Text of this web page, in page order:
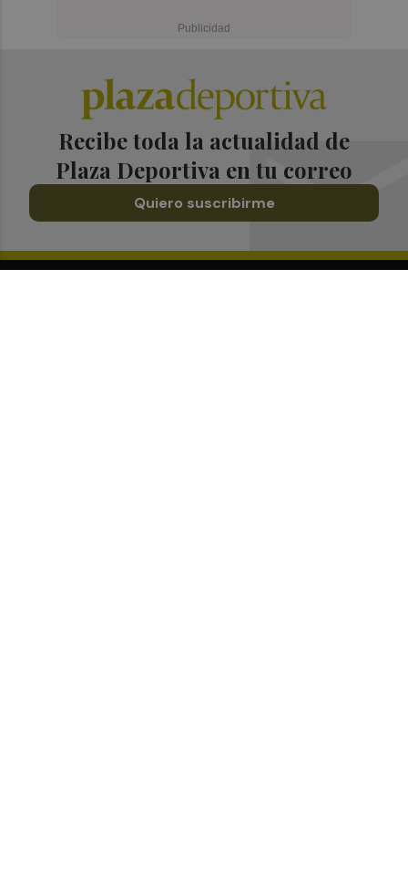
Recibe toda la actualidad de
Plaza Deportiva en tu correo
Quiero suscribirme